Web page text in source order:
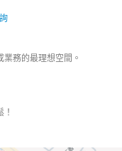
務的最理想空間。